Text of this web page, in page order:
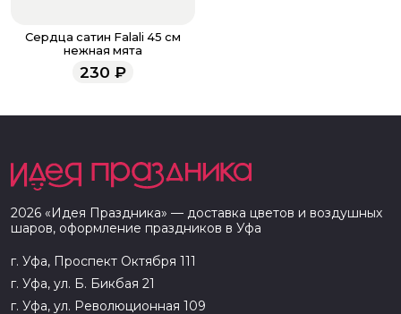
Сердца сатин Falali 45 см
нежная мята
230 ₽
2026 « Идея Праздника» — доставка цветов и воздушных
шаров, оформление праздников в Уфа
г. Уфа, Проспект Октября 111
г. Уфа, ул. Б. Бикбая 21
г. Уфа, ул. Революционная 109